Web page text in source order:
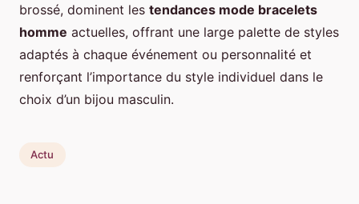
brossé, dominent les tendances mode bracelets
homme actuelles, offrant une large palette de styles
adaptés à chaque événement ou personnalité et
renforçant l’importance du style individuel dans le
choix d’un bijou masculin.
Actu